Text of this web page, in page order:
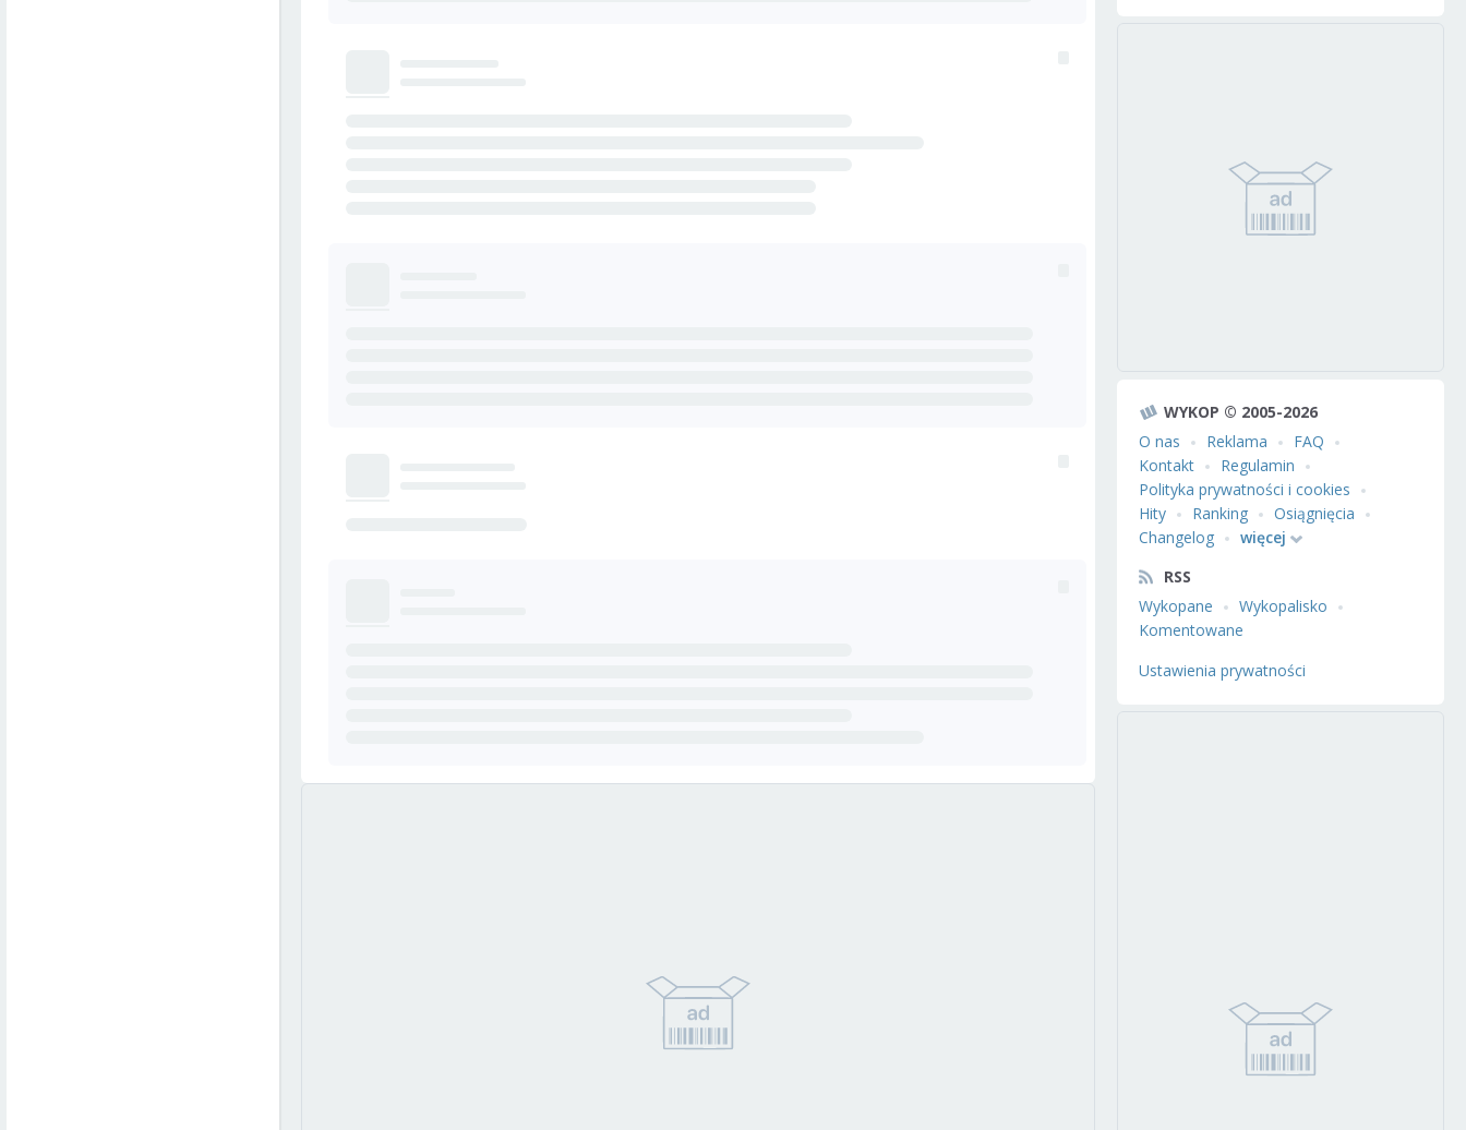
WYKOP © 2005-2026
O nas
Reklama
FAQ
Kontakt
Regulamin
Polityka prywatności i cookies
Hity
Ranking
Osiągnięcia
Changelog
więcej
RSS
Wykopane
Wykopalisko
Komentowane
Ustawienia prywatności